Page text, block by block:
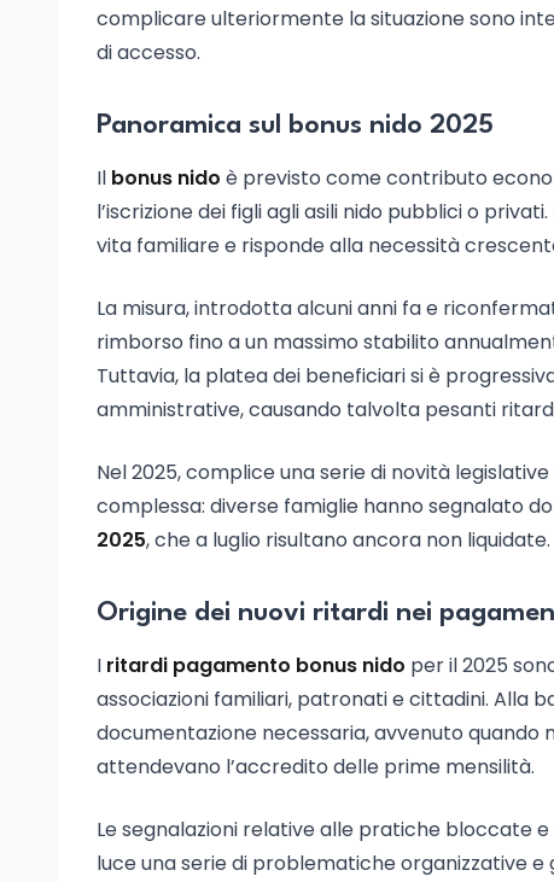
complicare ulteriormente la situazione sono
di accesso.
Panoramica sul bonus nido 2025
Il bonus nido è previsto come contributo
l’iscrizione dei figli agli asili nido pubblici o
vita familiare e risponde alla necessità
La misura, introdotta alcuni anni fa e
rimborso fino a un massimo stabilito
Tuttavia, la platea dei beneficiari si è
amministrative, causando talvolta pesanti
Nel 2025, complice una serie di novità
complessa: diverse famiglie hanno segnalato
2025, che a luglio risultano ancora non liquidate.
Origine dei nuovi ritardi nei
I ritardi pagamento bonus nido per il 2025
associazioni familiari, patronati e cittadini. Alla
documentazione necessaria, avvenuto
attendevano l’accredito delle prime mensilità.
Le segnalazioni relative alle pratiche bloccate
luce una serie di problematiche organizzative